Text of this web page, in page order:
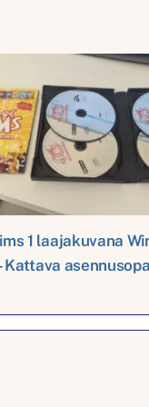
1 laajakuvana
Kattava